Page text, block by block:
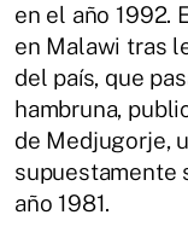
en el año 1992.
en Malawi tras
del país, que
hambruna,
de Medjugorje,
supuestamente
año 1981.